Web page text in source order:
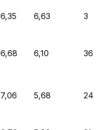
6,35 6,63 3
6,68 6,10 36
7,06 5,68 24